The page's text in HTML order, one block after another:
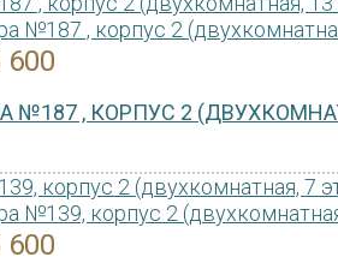
600
№187 , КОРПУС 2
600